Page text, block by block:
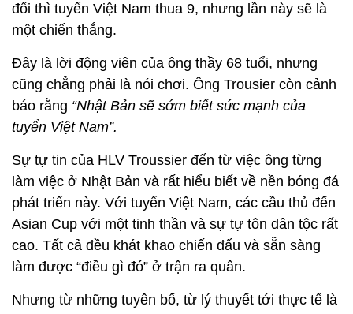
đối thì tuyển Việt Nam thua 9, nhưng lần này sẽ là
một chiến thắng.
Đây là lời động viên của ông thầy 68 tuổi, nhưng
cũng chẳng phải là nói chơi. Ông Trousier còn cảnh
báo rằng “Nhật Bản sẽ sớm biết sức mạnh của
tuyển Việt Nam”.
Sự tự tin của HLV Troussier đến từ việc ông từng
làm việc ở Nhật Bản và rất hiểu biết về nền bóng đá
phát triển này. Với tuyển Việt Nam, các cầu thủ đến
Asian Cup với một tinh thần và sự tự tôn dân tộc rất
cao. Tất cả đều khát khao chiến đấu và sẵn sàng
làm được “điều gì đó” ở trận ra quân.
Nhưng từ những tuyên bố, từ lý thuyết tới thực tế là